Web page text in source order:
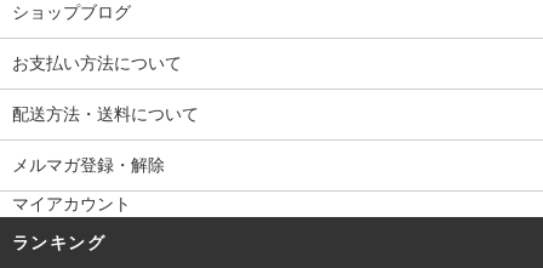
ショップブログ
お支払い方法について
配送方法・送料について
メルマガ登録・解除
マイアカウント
ランキング